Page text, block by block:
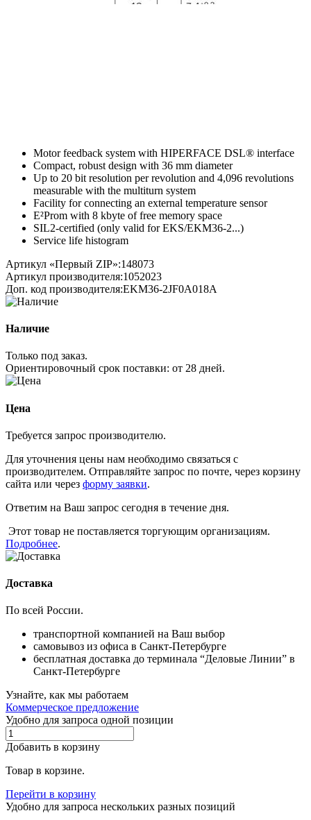
Motor feedback system with HIPERFACE DSL® interface
Compact, robust design with 36 mm diameter
Up to 20 bit resolution per revolution and 4,096 revolutions
measurable with the multiturn system
Facility for connecting an external temperature sensor
E²Prom with 8 kbyte of free memory space
SIL2-certified (only valid for EKS/EKM36-2...)
Service life histogram
Артикул «Первый ZIP»:148073
Артикул производителя:1052023
Доп. код производителя:EKM36-2JF0A018A
Наличие
Только под заказ.
Ориентировочный срок поставки: от 28 дней.
Цена
Требуется запрос производителю.
Для уточнения цены нам необходимо связаться с
производителем. Отправляйте запрос по почте, через корзину
сайта или через форму заявки.
Ответим на Ваш запрос сегодня в течение дня.
Этот товар не поставляется торгующим организациям.
Подробнее.
Доставка
По всей России.
транспортной компанией на Ваш выбор
самовывоз из офиса в Санкт-Петербурге
бесплатная доставка до терминала “Деловые Линии” в
Санкт-Петербурге
Узнайте, как мы работаем
Коммерческое предложение
Удобно для запроса одной позиции
Добавить в корзину
Товар в корзине.
Перейти в корзину
Удобно для запроса нескольких разных позиций